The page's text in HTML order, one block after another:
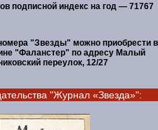
подписной индекс на год — 71767
"Звезды" можно приобрести в
"Фаланстер" по адресу Малый
переулок, 12/27
"Журнал «Звезда»":